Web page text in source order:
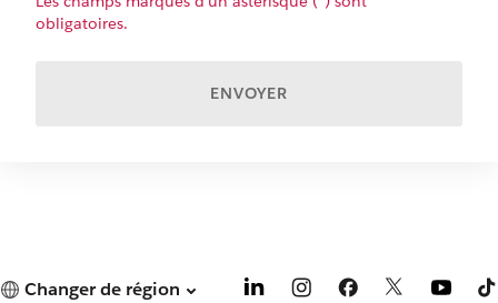
obligatoires.
ENVOYER
Changer de région